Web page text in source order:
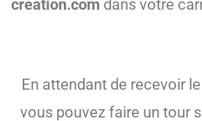
creation.com dans votre
En attendant de recevoir
vous pouvez faire un tour